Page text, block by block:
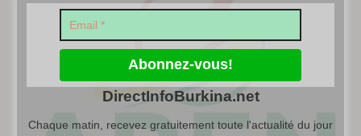
DirectInfoBurkina.net
Chaque matin, recevez gratuitement toute l'actualité du jour